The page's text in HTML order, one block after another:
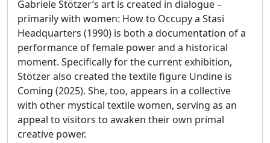
Gabriele Stötzer’s art is created in dialogue –
primarily with women: How to Occupy a Stasi
Headquarters (1990) is both a documentation of a
performance of female power and a historical
moment. Specifically for the current exhibition,
Stötzer also created the textile figure Undine is
Coming (2025). She, too, appears in a collective
with other mystical textile women, serving as an
appeal to visitors to awaken their own primal
creative power.